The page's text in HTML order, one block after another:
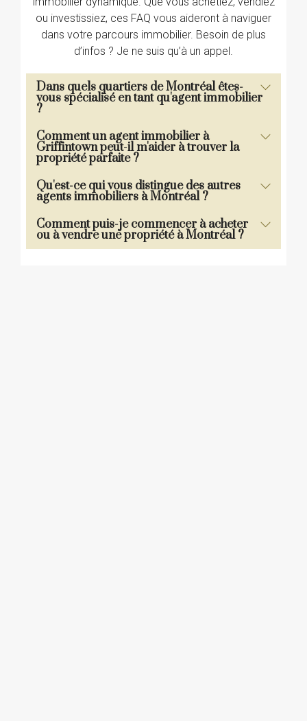
ou investissiez, ces FAQ vous aideront à naviguer
dans votre parcours immobilier. Besoin de plus
d’infos ? Je ne suis qu’à un appel.
Dans quels quartiers de Montréal êtes-
vous spécialisé en tant qu'agent immobilier
?
Comment un agent immobilier à
Griffintown peut-il m'aider à trouver la
propriété parfaite ?
Qu'est-ce qui vous distingue des autres
agents immobiliers à Montréal ?
Comment puis-je commencer à acheter
ou à vendre une propriété à Montréal ?